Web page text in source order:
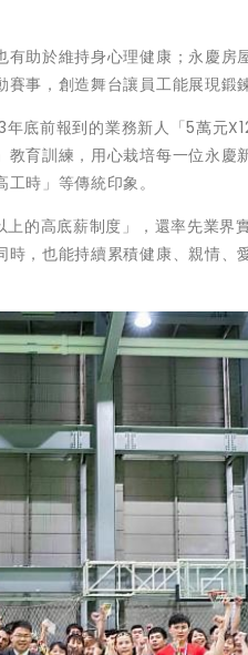
助於維持身心理健康；永慶房
事，創造舞台讓員工能展現鍛鍊
底前報到的業務新人「5萬元
育訓練，用心栽培每一位永慶
時」等傳統印象。
的高底薪制度」，還率先業界
，也能持續累積健康、親情、